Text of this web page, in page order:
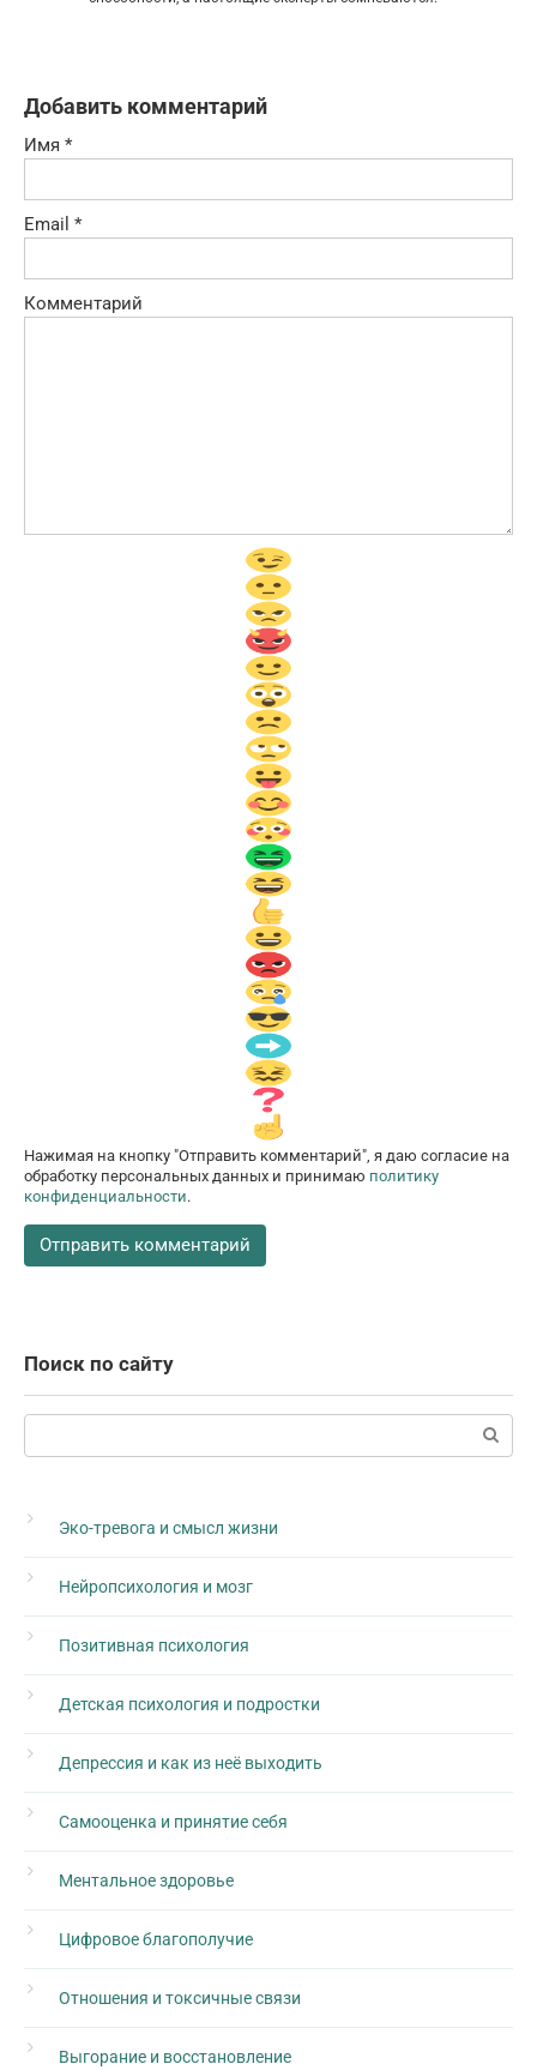
Добавить комментарий
Имя *
Email *
Комментарий
Нажимая на кнопку "Отправить комментарий", я даю согласие на
обработку персональных данных и принимаю политику
конфиденциальности.
Поиск по сайту
Поиск:
Эко-тревога и смысл жизни
Нейропсихология и мозг
Позитивная психология
Детская психология и подростки
Депрессия и как из неё выходить
Самооценка и принятие себя
Ментальное здоровье
Цифровое благополучие
Отношения и токсичные связи
Выгорание и восстановление